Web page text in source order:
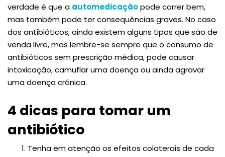
verdade é que a automedicaçãopode correr bem,
mas também pode ter consequências graves. No caso
dos antibióticos, ainda existem alguns tipos que são de
venda livre, mas lembre-se sempre que o consumo de
antibióticos sem prescrição médica, pode causar
intoxicação, camuflar uma doença ou ainda agravar
uma doença crónica.
4 dicas para tomar um
antibiótico
Tenha em atenção os efeitos colaterais de cada